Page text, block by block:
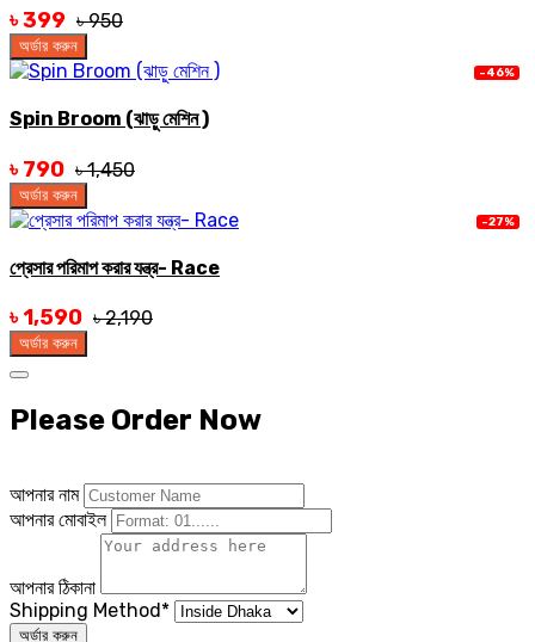
৳ 399 ৳ 950
অর্ডার করুন
-46%
Spin Broom (ঝাড়ু মেশিন )
৳ 790 ৳ 1,450
অর্ডার করুন
-27%
প্রেসার পরিমাপ করার যন্ত্র- Race
৳ 1,590 ৳ 2,190
অর্ডার করুন
Please Order Now
আপনার নাম
আপনার মোবাইল
আপনার ঠিকানা
Shipping Method*
অর্ডার করুন